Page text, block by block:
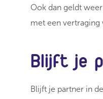
Ook dan geldt
met een vertraging
Blijft je
Blijft je partner in